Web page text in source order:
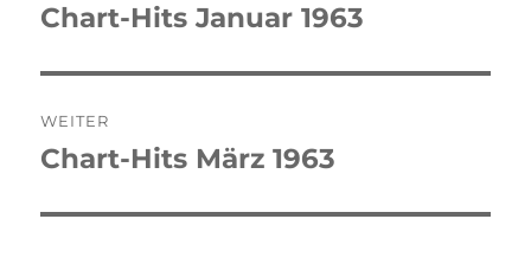
Vorheriger
Chart-Hits Januar 1963
WEITER
Nächster
Chart-Hits März 1963